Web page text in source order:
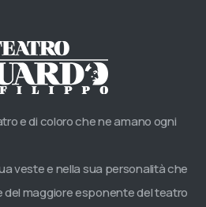
e di coloro che ne amano ogni
veste e nella sua personalità che
del maggiore esponente del teatro